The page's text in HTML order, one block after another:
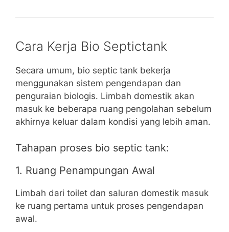
Cara Kerja Bio Septictank
Secara umum, bio septic tank bekerja
menggunakan sistem pengendapan dan
penguraian biologis. Limbah domestik akan
masuk ke beberapa ruang pengolahan sebelum
akhirnya keluar dalam kondisi yang lebih aman.
Tahapan proses bio septic tank:
1. Ruang Penampungan Awal
Limbah dari toilet dan saluran domestik masuk
ke ruang pertama untuk proses pengendapan
awal.